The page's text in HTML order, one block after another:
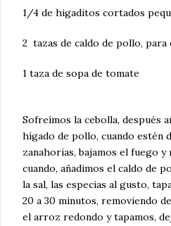
1/4 de higaditos cortados
2 tazas de caldo de pollo,
1 taza de sopa de tomate
Sofreímos la cebolla, después
hígado de pollo, cuando estén
zanahorias, bajamos el fuego y
cuando, añadimos el caldo de
la sal, las especias al gusto,
20 a 30 minutos, removiendo
el arroz redondo y tapamos,